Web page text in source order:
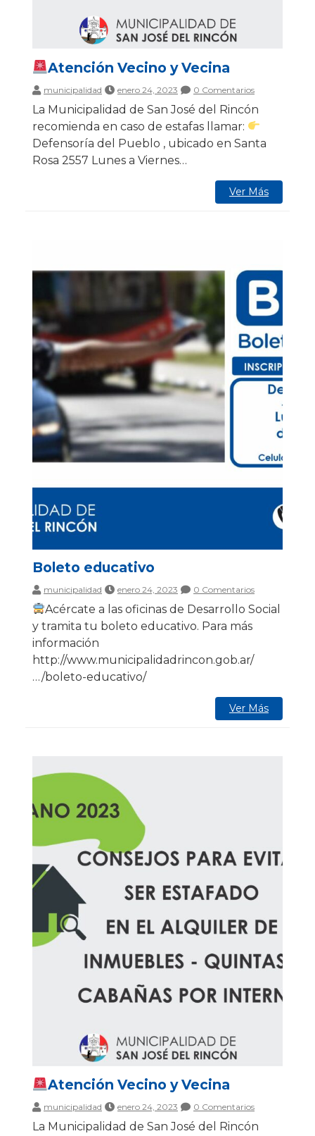
Atención Vecino y Vecina
municipalidad enero 24, 2023 0 Comentarios
La Municipalidad de San José del Rincón
recomienda en caso de estafas llamar:
Defensoría del Pueblo , ubicado en Santa
Rosa 2557 Lunes a Viernes…
Ver Más
Boleto educativo
municipalidad enero 24, 2023 0 Comentarios
Acércate a las oficinas de Desarrollo Social
y tramita tu boleto educativo. Para más
información
http://www.municipalidadrincon.gob.ar/
…/boleto-educativo/
Ver Más
Atención Vecino y Vecina
municipalidad enero 24, 2023 0 Comentarios
La Municipalidad de San José del Rincón